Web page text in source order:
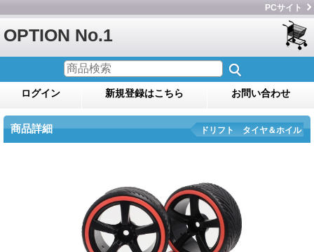
PCサイト
OPTION No.1
ログイン 新規登録はこちら お問い合わせ
商品詳細 ドリフト タイヤ＆ホイル